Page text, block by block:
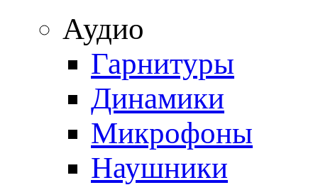
Аудио
Гарнитуры
Динамики
Микрофоны
Наушники